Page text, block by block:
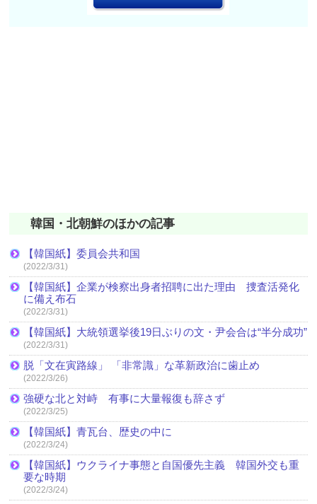
韓国・北朝鮮のほかの記事
【韓国紙】委員会共和国
(2022/3/31)
【韓国紙】企業が検察出身者招聘に出た理由 捜査活発化
に備え布石
(2022/3/31)
【韓国紙】大統領選挙後19日ぶりの文・尹会合は“半分成功”
(2022/3/31)
脱「文在寅路線」 「非常識」な革新政治に歯止め
(2022/3/26)
強硬な北と対峙 有事に大量報復も辞さず
(2022/3/25)
【韓国紙】青瓦台、歴史の中に
(2022/3/24)
【韓国紙】ウクライナ事態と自国優先主義 韓国外交も重
要な時期
(2022/3/24)